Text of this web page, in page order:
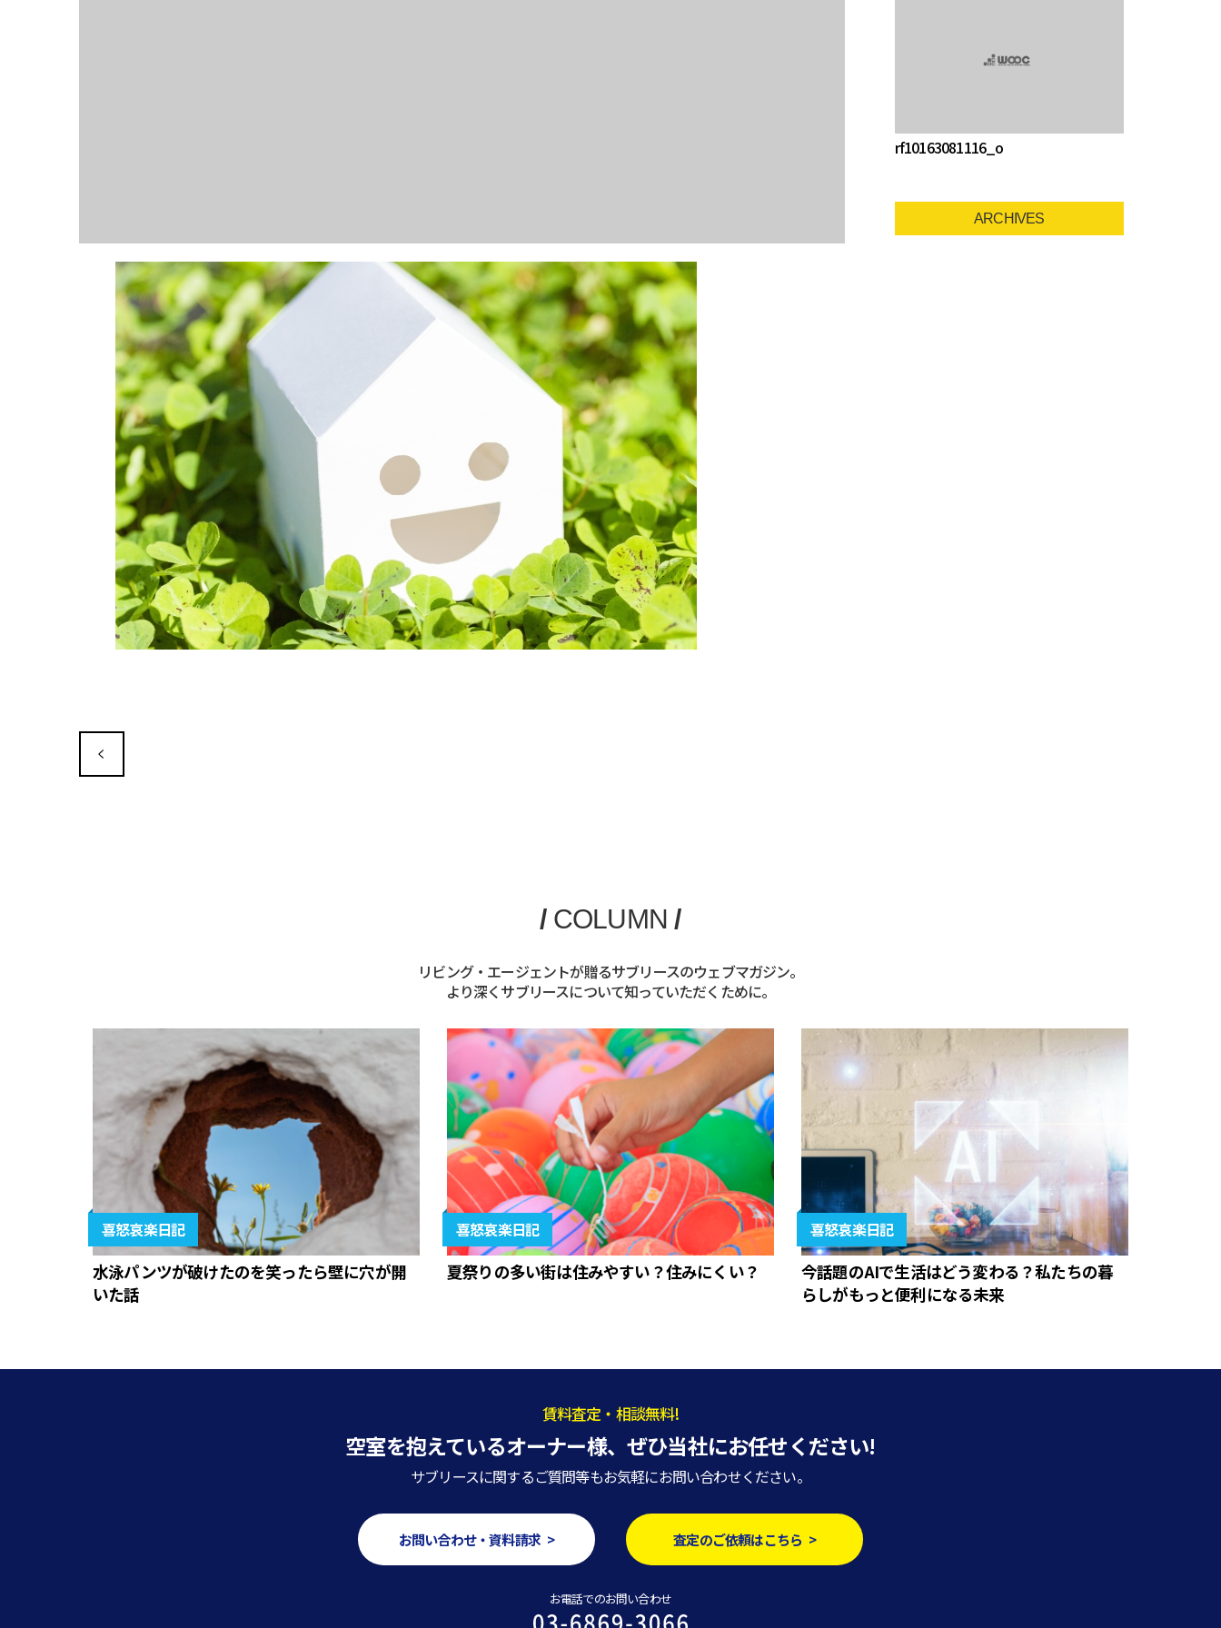
rf10163081116_o
ARCHIVES
/ COLUMN /
リビング・エージェントが贈るサブリースのウェブマガジン。
より深くサブリースについて知っていただくために。
喜怒哀楽日記
水泳パンツが破けたのを笑ったら壁に穴が開
いた話
喜怒哀楽日記
夏祭りの多い街は住みやすい？住みにくい？
喜怒哀楽日記
今話題のAIで生活はどう変わる？私たちの暮
らしがもっと便利になる未来
賃料査定・相談無料!
空室を抱えているオーナー様、ぜひ当社にお任せください!
サブリースに関するご質問等もお気軽にお問い合わせください。
お問い合わせ・資料請求 > 査定のご依頼はこちら >
お電話でのお問い合わせ